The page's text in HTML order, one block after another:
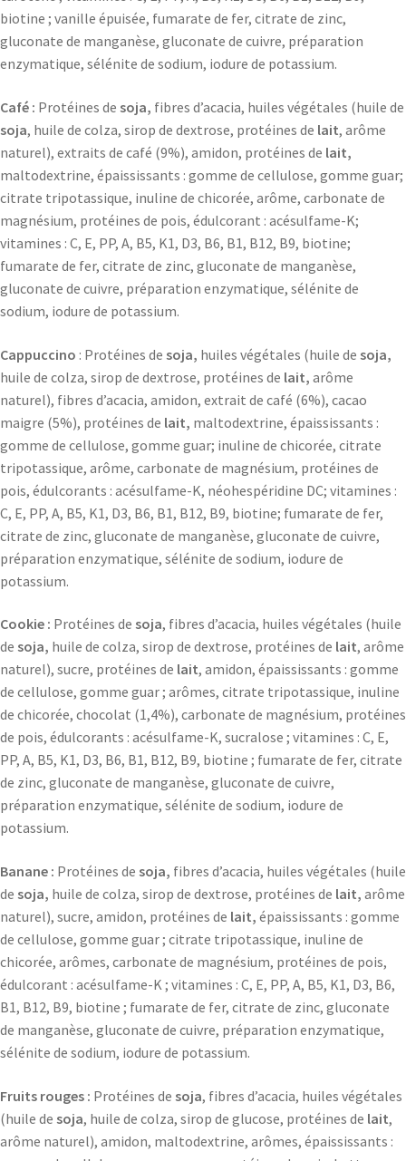
biotine ; vanille épuisée, fumarate de fer, citrate de zinc,
gluconate de manganèse, gluconate de cuivre, préparation
enzymatique, sélénite de sodium, iodure de potassium.
Café : Protéines de soja, fibres d’acacia, huiles végétales (huile de
soja, huile de colza, sirop de dextrose, protéines de lait, arôme
naturel), extraits de café (9%), amidon, protéines de lait,
maltodextrine, épaississants : gomme de cellulose, gomme guar;
citrate tripotassique, inuline de chicorée, arôme, carbonate de
magnésium, protéines de pois, édulcorant : acésulfame-K;
vitamines : C, E, PP, A, B5, K1, D3, B6, B1, B12, B9, biotine;
fumarate de fer, citrate de zinc, gluconate de manganèse,
gluconate de cuivre, préparation enzymatique, sélénite de
sodium, iodure de potassium.
Cappuccino : Protéines de soja, huiles végétales (huile de soja,
huile de colza, sirop de dextrose, protéines de lait, arôme
naturel), fibres d’acacia, amidon, extrait de café (6%), cacao
maigre (5%), protéines de lait, maltodextrine, épaississants :
gomme de cellulose, gomme guar; inuline de chicorée, citrate
tripotassique, arôme, carbonate de magnésium, protéines de
pois, édulcorants : acésulfame-K, néohespéridine DC; vitamines :
C, E, PP, A, B5, K1, D3, B6, B1, B12, B9, biotine; fumarate de fer,
citrate de zinc, gluconate de manganèse, gluconate de cuivre,
préparation enzymatique, sélénite de sodium, iodure de
potassium.
Cookie : Protéines de soja, fibres d’acacia, huiles végétales (huile
de soja, huile de colza, sirop de dextrose, protéines de lait, arôme
naturel), sucre, protéines de lait, amidon, épaississants : gomme
de cellulose, gomme guar ; arômes, citrate tripotassique, inuline
de chicorée, chocolat (1,4%), carbonate de magnésium, protéines
de pois, édulcorants : acésulfame-K, sucralose ; vitamines : C, E,
PP, A, B5, K1, D3, B6, B1, B12, B9, biotine ; fumarate de fer, citrate
de zinc, gluconate de manganèse, gluconate de cuivre,
préparation enzymatique, sélénite de sodium, iodure de
potassium.
Banane : Protéines de soja, fibres d’acacia, huiles végétales (huile
de soja, huile de colza, sirop de dextrose, protéines de lait, arôme
naturel), sucre, amidon, protéines de lait, épaississants : gomme
de cellulose, gomme guar ; citrate tripotassique, inuline de
chicorée, arômes, carbonate de magnésium, protéines de pois,
édulcorant : acésulfame-K ; vitamines : C, E, PP, A, B5, K1, D3, B6,
B1, B12, B9, biotine ; fumarate de fer, citrate de zinc, gluconate
de manganèse, gluconate de cuivre, préparation enzymatique,
sélénite de sodium, iodure de potassium.
Fruits rouges : Protéines de soja, fibres d’acacia, huiles végétales
(huile de soja, huile de colza, sirop de glucose, protéines de lait,
arôme naturel), amidon, maltodextrine, arômes, épaississants :